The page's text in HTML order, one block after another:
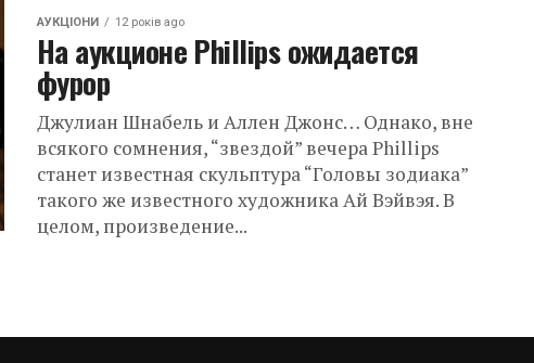
АУКЦІОНИ 12 років ago
На аукционе Phillips ожидается
фурор
Джулиан Шнабель и Аллен Джонс… Однако, вне
всякого сомнения, “звездой” вечера Phillips
станет известная скульптура “Головы зодиака”
такого же известного художника Ай Вэйвэя. В
целом, произведение...